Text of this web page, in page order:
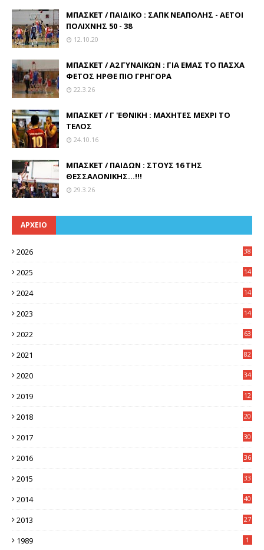
ΜΠΑΣΚΕΤ / ΠΑΙΔΙΚΟ : ΣΑΠΚ ΝΕΑΠΟΛΗΣ - ΑΕΤΟΙ
ΠΟΛΙΧΝΗΣ 50 - 38
12.10.20
ΜΠΑΣΚΕΤ / Α2 ΓΥΝΑΙΚΩΝ : ΓΙΑ ΕΜΑΣ ΤΟ ΠΑΣΧΑ
ΦΕΤΟΣ ΗΡΘΕ ΠΙΟ ΓΡΗΓΟΡΑ
22.3.26
ΜΠΑΣΚΕΤ / Γ 'ΕΘΝΙΚΗ : ΜΑΧΗΤΕΣ ΜΕΧΡΙ ΤΟ
ΤΕΛΟΣ
24.10.16
ΜΠΑΣΚΕΤ / ΠΑΙΔΩΝ : ΣΤΟΥΣ 16 ΤΗΣ
ΘΕΣΣΑΛΟΝΙΚΗΣ...!!!
29.3.26
ΑΡΧΕΙΟ
2026 38
2025
14
2024
14
2023
14
2022 63
2021 82
2020 34
2019
12
2018
20
2017
30
2016
36
2015
33
2014
40
2013
27
1989 1